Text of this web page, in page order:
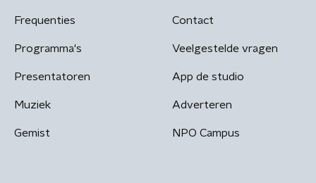
Frequenties
Programma's
Presentatoren
Muziek
Gemist
Contact
Veelgestelde vragen
App de studio
Adverteren
NPO Campus